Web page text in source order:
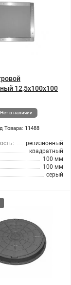
12,5x100x100
Нет в наличии
Товара: 11488
ревизионный
квадратный
100 мм
100 мм
серый